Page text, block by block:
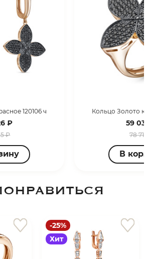
120106 ч
₽
₽
Кольцо Золото
59
78
В
-25%
Хит